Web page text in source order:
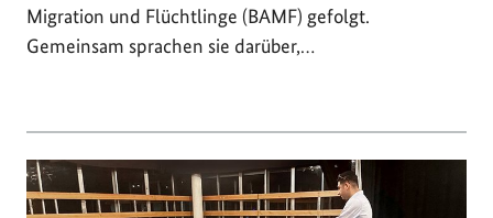
Migration und Flüchtlinge (BAMF) gefolgt.
Gemeinsam sprachen sie darüber,…